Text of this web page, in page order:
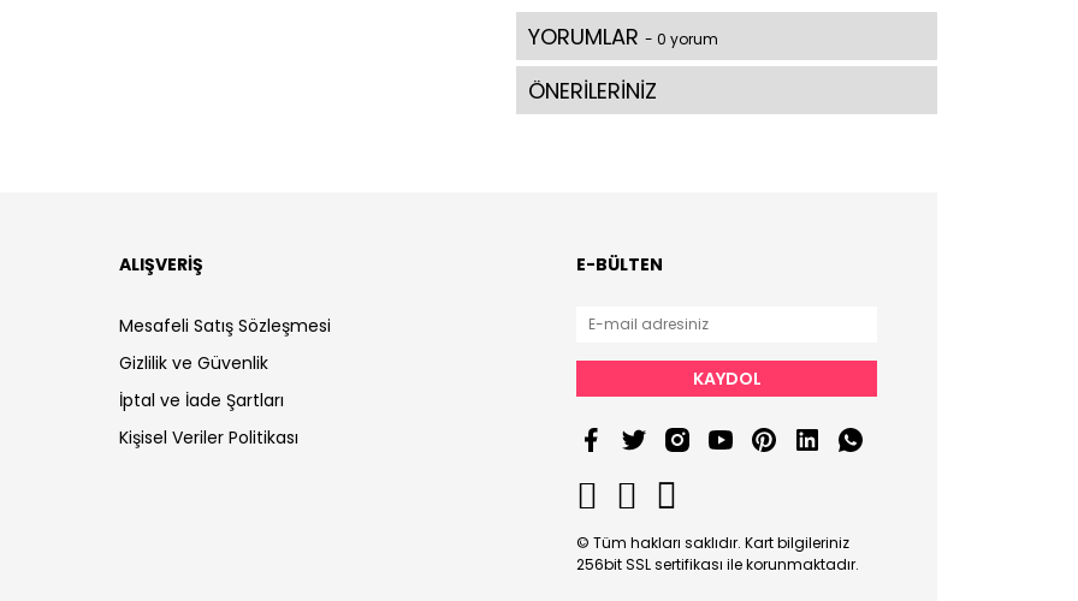
YORUMLAR - 0 yorum
ÖNERİLERİNİZ
ALIŞVERİŞ
Mesafeli Satış Sözleşmesi
Gizlilik ve Güvenlik
İptal ve İade Şartları
Kişisel Veriler Politikası
E-BÜLTEN
KAYDOL
© Tüm hakları saklıdır. Kart bilgileriniz
256bit SSL sertifikası ile korunmaktadır.